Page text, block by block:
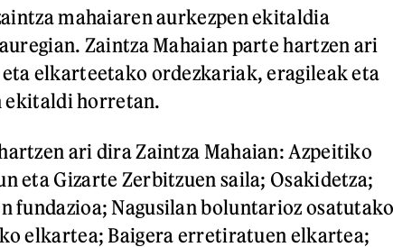
mahaiaren aurkezpen ekitaldia
Zaintza Mahaian parte hartzen ari
elkarteetako ordezkariak, eragileak eta
ekitaldi horretan.
ari dira Zaintza Mahaian: Azpeitiko
eta Gizarte Zerbitzuen saila; Osakidetza;
fundazioa; Nagusilan boluntarioz
elkartea; Baigera erretiratuen elkartea;